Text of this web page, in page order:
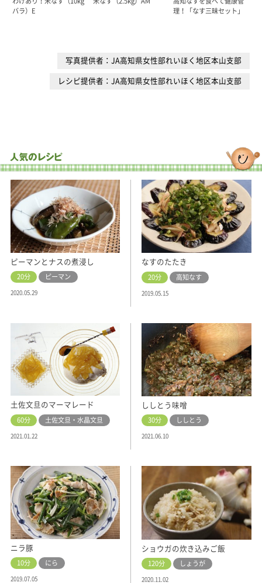
バラ）E
理！「なす三昧セット」
写真提供者：JA高知県女性部れいほく地区本山支部
レシピ提供者：JA高知県女性部れいほく地区本山支部
ピーマンとナスの煮浸し
20分 ピーマン
2020.05.29
なすのたたき
20分 高知なす
2019.05.15
土佐文旦のマーマレード
60分 土佐文旦・水晶文旦
2021.01.22
ししとう味噌
30分 ししとう
2021.06.10
ニラ豚
10分 にら
2019.07.05
ショウガの炊き込みご飯
120分 しょうが
2020.11.02